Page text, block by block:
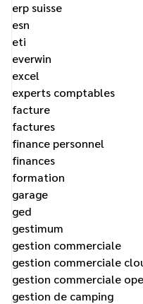
erp suisse
esn
eti
everwin
excel
experts comptables
facture
factures
finance personnel
finances
formation
garage
ged
gestimum
gestion commerciale
gestion commerciale
gestion commerciale
gestion de camping